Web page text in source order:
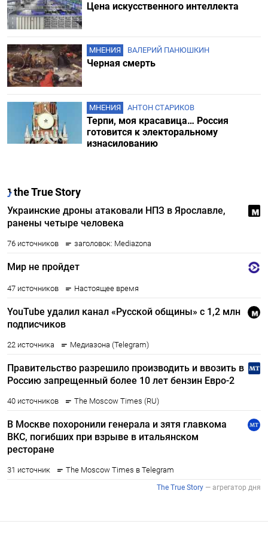
Цена искусственного интеллекта
МНЕНИЯ ВАЛЕРИЙ ПАНЮШКИН
Черная смерть
МНЕНИЯ АНТОН СТАРИКОВ
Терпи, моя красавица… Россия
готовится к электоральному
изнасилованию